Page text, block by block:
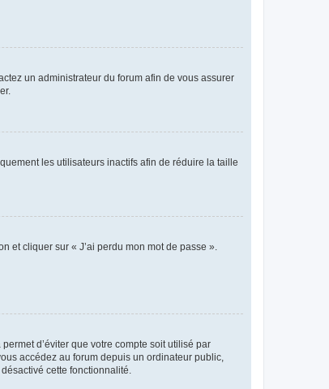
un administrateur du forum afin de vous assurer
les utilisateurs inactifs afin de réduire la taille
et cliquer sur « J’ai perdu mon mot de passe ».
d’éviter que votre compte soit utilisé par
accédez au forum depuis un ordinateur public,
cette fonctionnalité.